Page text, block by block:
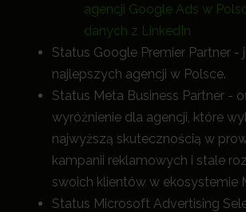
agencji Google Ads w
danych z LinkedIn
Status Google Premier Partner -
najlepszych agencji w Polsce.
Status Meta Business Partner -
wyróżnienie dla agencji, które
najwyższą skutecznością w
kampanii reklamowych i stale
swoich klientów w ekosystemie
Status Microsoft Advertising